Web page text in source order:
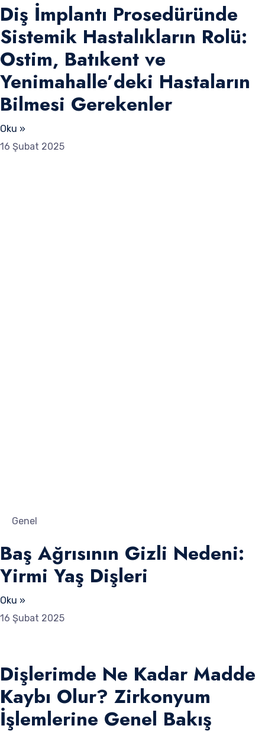
Diş İmplantı Prosedüründe
Sistemik Hastalıkların Rolü:
Ostim, Batıkent ve
Yenimahalle’deki Hastaların
Bilmesi Gerekenler
Oku »
16 Şubat 2025
Genel
Baş Ağrısının Gizli Nedeni:
Yirmi Yaş Dişleri
Oku »
16 Şubat 2025
Dişlerimde Ne Kadar Madde
Kaybı Olur? Zirkonyum
İşlemlerine Genel Bakış